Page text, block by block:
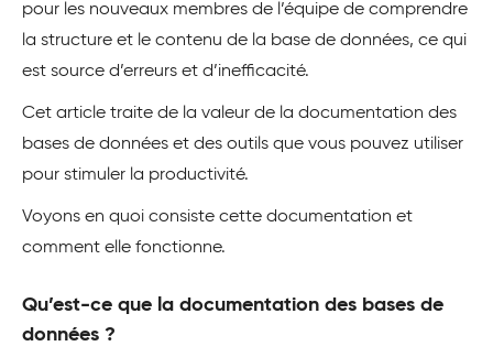
pour les nouveaux membres de l’équipe de comprendre
la structure et le contenu de la base de données, ce qui
est source d’erreurs et d’inefficacité.
Cet article traite de la valeur de la documentation des
bases de données et des outils que vous pouvez utiliser
pour stimuler la productivité.
Voyons en quoi consiste cette documentation et
comment elle fonctionne.
Qu’est-ce que la documentation des bases de
données ?